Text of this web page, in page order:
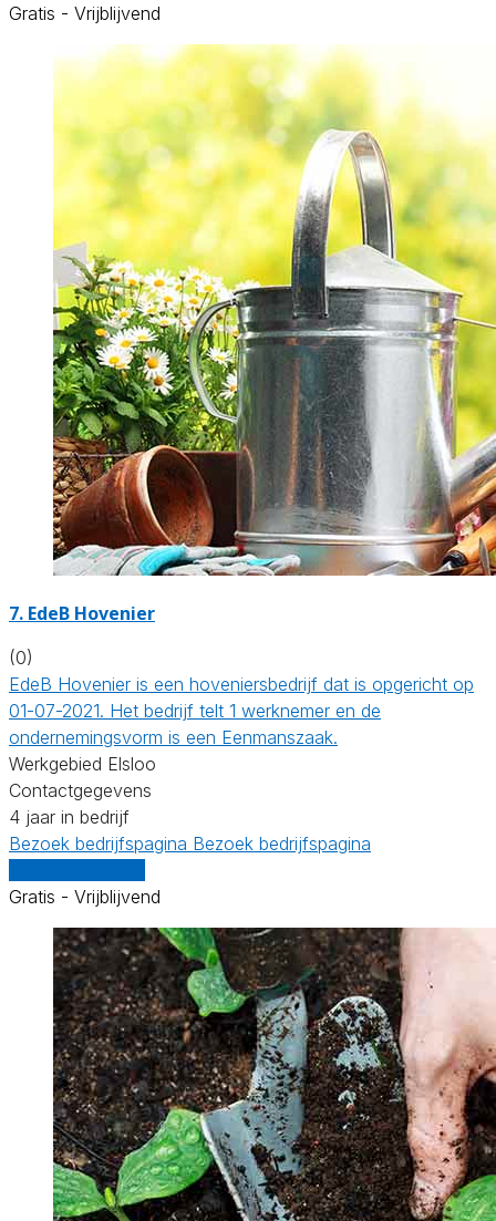
Gratis - Vrijblijvend
7. EdeB Hovenier
(0)
EdeB Hovenier is een hoveniersbedrijf dat is opgericht op
01-07-2021. Het bedrijf telt 1 werknemer en de
ondernemingsvorm is een Eenmanszaak.
Werkgebied Elsloo
Contactgegevens
4 jaar in bedrijf
Bezoek bedrijfspagina Bezoek bedrijfspagina
Gratis - Vrijblijvend